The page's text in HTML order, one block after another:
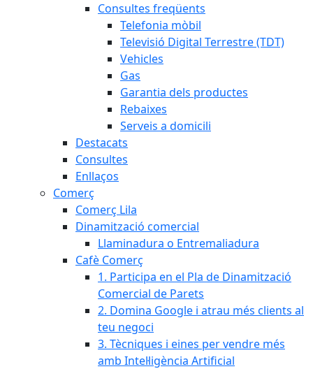
Consultes freqüents
Telefonia mòbil
Televisió Digital Terrestre (TDT)
Vehicles
Gas
Garantia dels productes
Rebaixes
Serveis a domicili
Destacats
Consultes
Enllaços
Comerç
Comerç Lila
Dinamització comercial
Llaminadura o Entremaliadura
Cafè Comerç
1. Participa en el Pla de Dinamització
Comercial de Parets
2. Domina Google i atrau més clients al
teu negoci
3. Tècniques i eines per vendre més
amb Intel·ligència Artificial